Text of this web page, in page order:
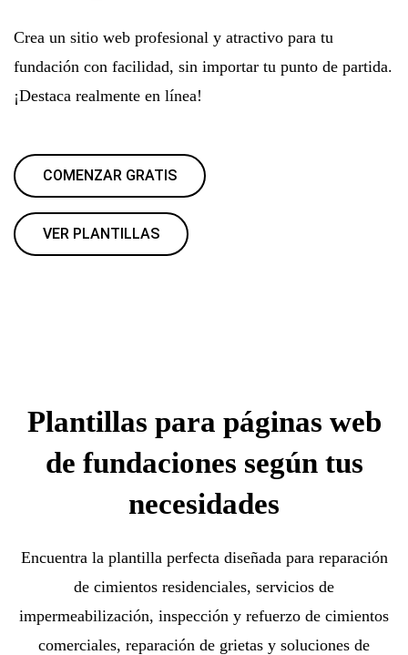
Crea un sitio web profesional y atractivo para tu
fundación con facilidad, sin importar tu punto de partida.
¡Destaca realmente en línea!
COMENZAR GRATIS
VER PLANTILLAS
Plantillas para páginas web
de fundaciones según tus
necesidades
Encuentra la plantilla perfecta diseñada para reparación
de cimientos residenciales, servicios de
impermeabilización, inspección y refuerzo de cimientos
comerciales, reparación de grietas y soluciones de